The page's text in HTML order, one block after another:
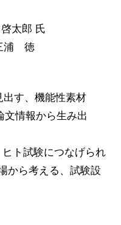
太郎 氏
浦 徳
出す、機能性素材
情報から生み出
ト試験につなげられ
から考える、試験設